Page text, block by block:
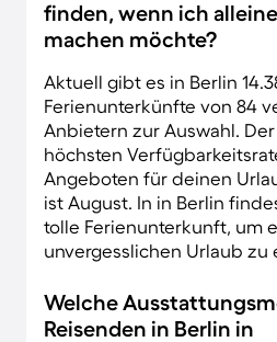
finden, wenn ich
machen möchte?
Aktuell gibt es in Berlin
Ferienunterkünfte von 84
Anbietern zur Auswahl.
höchsten
Angeboten für deinen
ist August. In in Berlin
tolle Ferienunterkunft, um
unvergesslichen Urlaub zu
Welche
Reisenden in Berlin in